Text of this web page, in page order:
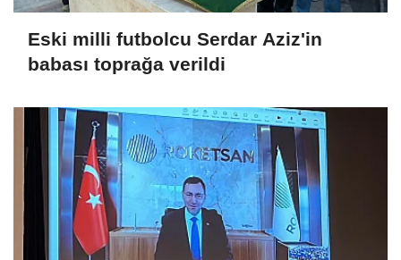
Eski milli futbolcu Serdar Aziz'in
babası toprağa verildi